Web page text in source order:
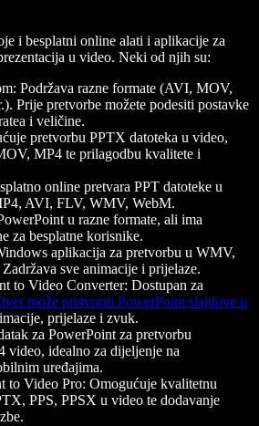
i besplatni online alati i aplikacije za
u video. Neki od njih su:
: Podržava razne formate (AVI, MOV,
Prije pretvorbe možete podesiti postavke
i veličine.
pretvorbu PPTX datoteka u video,
MP4 te prilagodbu kvalitete i
online pretvara PPT datoteke u
AVI, FLV, WMV, WebM.
u razne formate, ali ima
za besplatne korisnike.
aplikacija za pretvorbu u WMV,
sve animacije i prijelaze.
to Video Converter: Dostupan za
može pretvoriti PowerPoint slajdove u
prijelaze i zvuk.
za PowerPoint za pretvorbu
video, idealno za dijeljenje na
uređajima.
to Video Pro: Omogućuje kvalitetnu
PPS, PPSX u video te dodavanje